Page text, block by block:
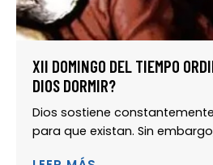
XII DOMINGO DEL TIEMPO
DIOS DORMIR?
Dios sostiene
para que existan. Sin